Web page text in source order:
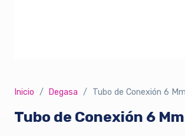
Inicio / Degasa / Tubo de Conexión 6
Tubo de Conexión 6 Mm